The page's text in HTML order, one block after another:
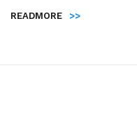
READMORE >>